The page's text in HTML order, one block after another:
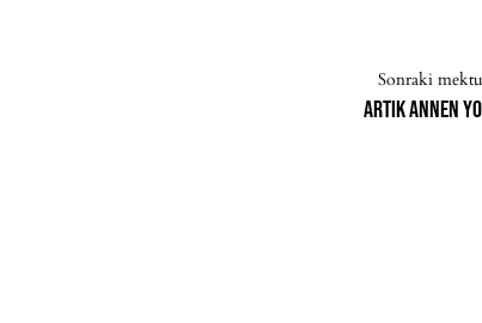
Sonraki
Artık annen